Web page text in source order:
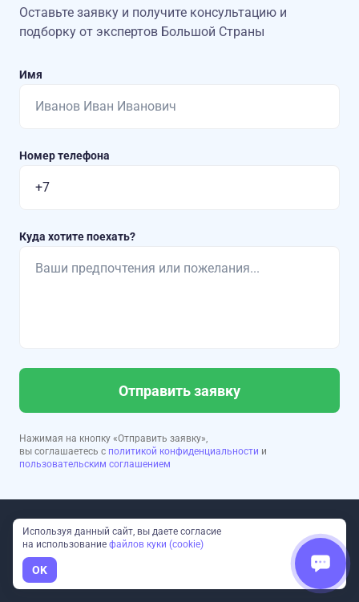
Оставьте заявку и получите консультацию и
подборку от экспертов Большой Страны
Имя
Номер телефона
Куда хотите поехать?
Отправить заявку
Нажимая на кнопку «Отправить заявку»,
вы соглашаетесь с политикой конфиденциальности и
пользовательским соглашением
Используя данный сайт, вы даете согласие
на использование файлов куки (cookie)
OK